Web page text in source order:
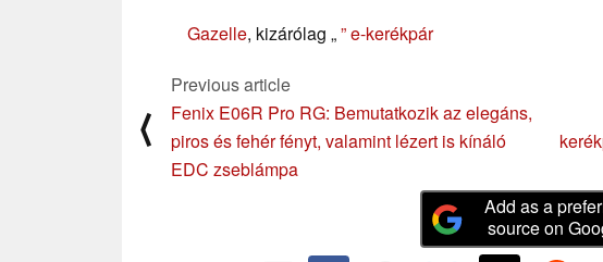
Gazelle, kizárólag „” e-kerékpár
⟨
Previous article
Fenix E06R Pro RG: Bemutatkozik az elegáns,
piros és fehér fényt, valamint lézert is kínáló
EDC zseblámpa
Add as a
source on